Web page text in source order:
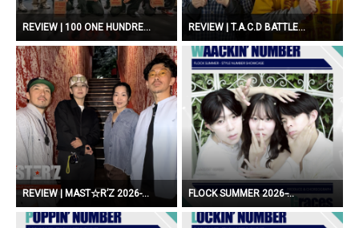
REVIEW | 100 ONE HUNDRE... REVIEW | T.A.C.D BATTLE...
REVIEW | MAST☆R’Z 2026-... FLOCK SUMMER 2026 ̵...